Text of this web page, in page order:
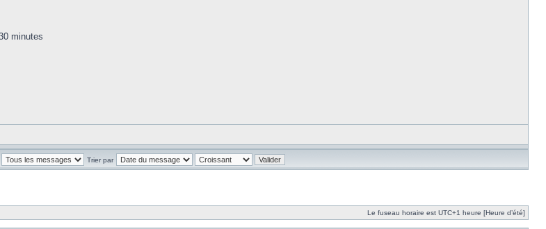
minutes
Trier par
Le fuseau horaire est UTC+1 heure [Heure d’été]